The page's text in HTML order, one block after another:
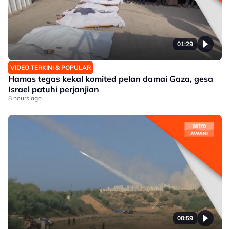
01:29
VIDEO TERKINI & POPULAR
Hamas tegas kekal komited pelan damai Gaza, gesa
Israel patuhi perjanjian
8 hours ago
00:59